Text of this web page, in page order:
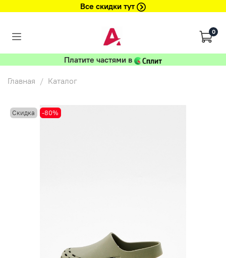
Все скидки тут
0
Платите частями в
Главная Каталог
Скидка -80%